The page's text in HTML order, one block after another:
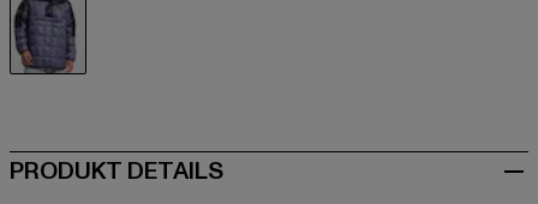
PRODUKT DETAILS